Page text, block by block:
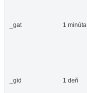
_gat 1 minúta
_gid 1 deň